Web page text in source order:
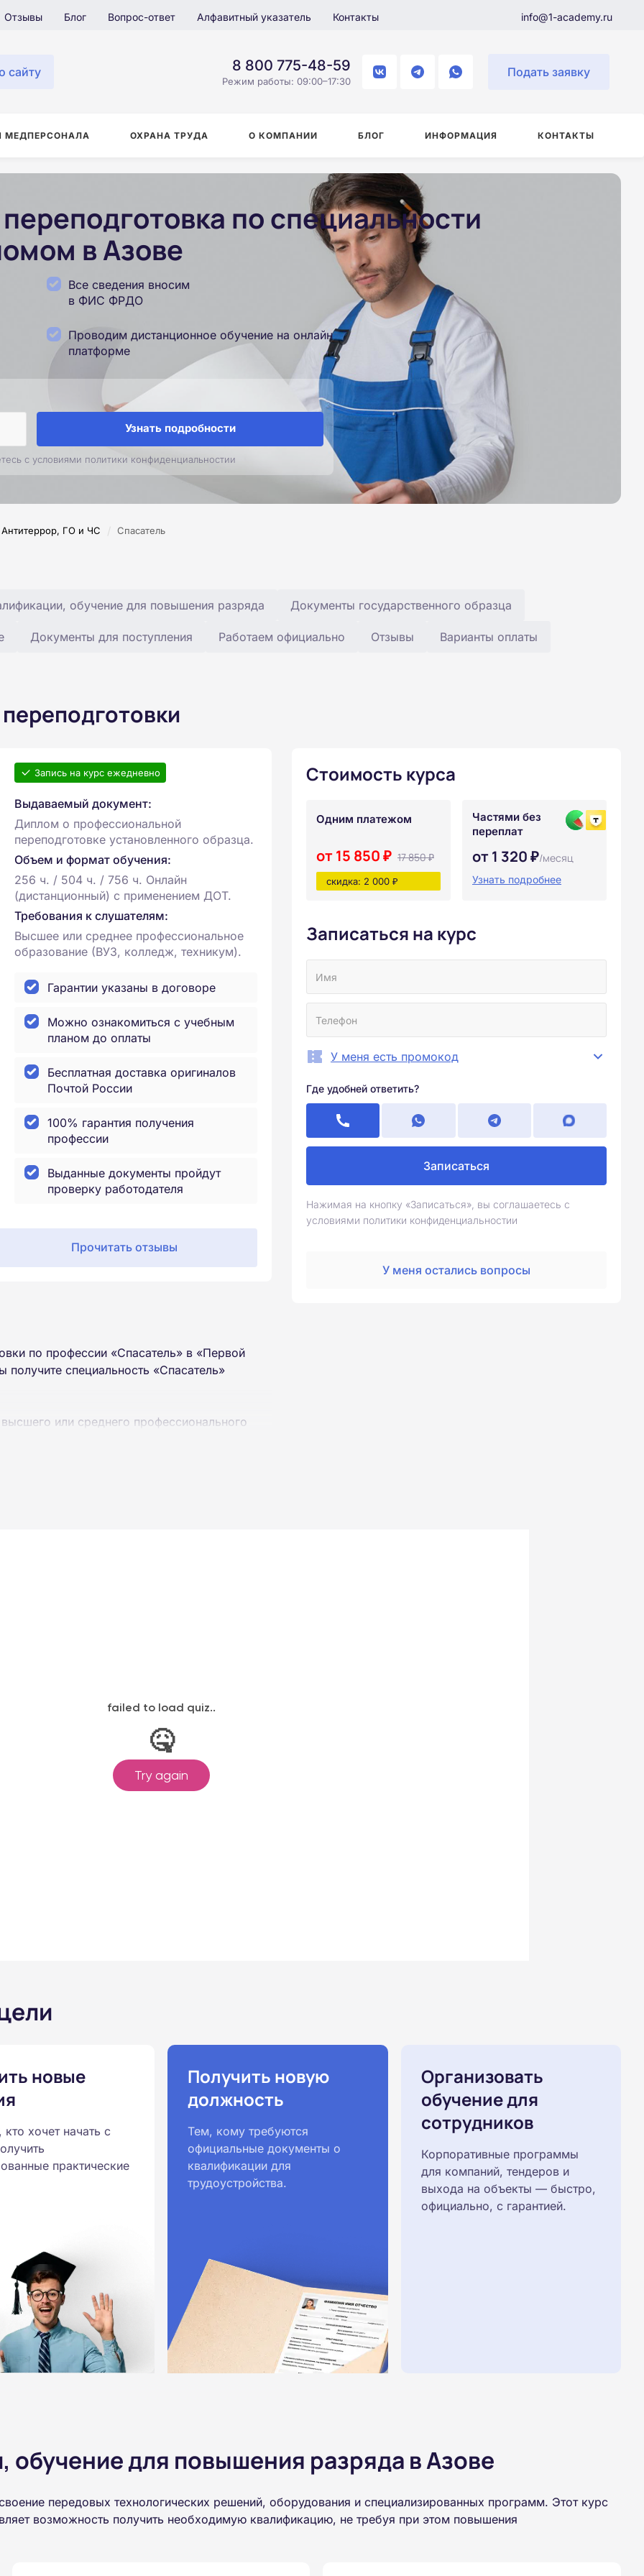
Отзывы Блог Вопрос-ответ Алфавитный указатель Контакты info@1-academy.ru
сайту 8 800 775-48-59
Режим работы: 09:00–17:30
Подать заявку
МЕДПЕРСОНАЛА ОХРАНА ТРУДА О КОМПАНИИ БЛОГ ИНФОРМАЦИЯ КОНТАКТЫ
по специальности
в Азове
Все сведения вносим
в ФИС ФРДО
Проводим дистанционное обучение на онлайн
платформе
Узнать подробности
с условиями политики конфиденциальностии
Антитеррор, ГО и ЧС / Спасатель
обучение для повышения разряда Документы государственного образца
Документы для поступления Работаем официально Отзывы Варианты оплаты
Запись на курс ежедневно
Выдаваемый документ:
Диплом о профессиональной
переподготовке установленного образца.
Объем и формат обучения:
256 ч. / 504 ч. / 756 ч. Онлайн
(дистанционный) с применением ДОТ.
Требования к слушателям:
Высшее или среднее профессиональное
образование (ВУЗ, колледж, техникум).
Гарантии указаны в договоре
Можно ознакомиться с учебным
планом до оплаты
Бесплатная доставка оригиналов
Почтой России
100% гарантия получения
профессии
Выданные документы пройдут
проверку работодателя
Прочитать отзывы
по профессии «Спасатель» в «Первой
специальность «Спасатель»
или среднего профессионального
образования.
Стоимость курса
Одним платежом
от 15 850 ₽ 17 850 ₽
скидка: 2 000 ₽
Частями без
переплат
от 1 320 ₽/месяц
Узнать подробнее
Записаться на курс
У меня есть промокод
Где удобней ответить?
Записаться
Нажимая на кнопку «Записаться», вы соглашаетесь с
условиями политики конфиденциальностии
У меня остались вопросы
новые
хочет начать с
практические
Получить новую
должность
Тем, кому требуются
официальные документы о
квалификации для
трудоустройства.
Организовать
обучение для
сотрудников
Корпоративные программы
для компаний, тендеров и
выхода на объекты — быстро,
официально, с гарантией.
для повышения разряда в Азове
передовых технологических решений, оборудования и специализированных программ. Этот курс
возможность получить необходимую квалификацию, не требуя при этом повышения